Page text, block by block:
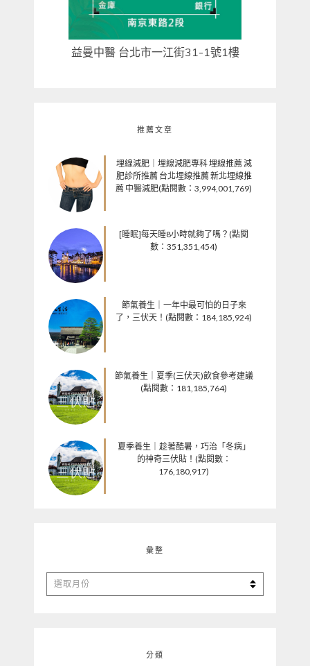
益曼中醫 台北市一江街31-1號1樓
推薦文章
埋線減肥｜埋線減肥專科 埋線推薦 減
肥診所推薦 台北埋線推薦 新北埋線推
薦 中醫減肥(點閱數：3,994,001,769)
[睡眠]每天睡8小時就夠了嗎？(點閱
數：351,351,454)
節氣養生｜一年中最可怕的日子來
了，三伏天！(點閱數：184,185,924)
節氣養生｜夏季(三伏天)飲食參考建議
(點閱數：181,185,764)
夏季養生｜趁著酷暑，巧治「冬病」
的神奇三伏貼！(點閱數：
176,180,917)
彙整
彙
整
分類